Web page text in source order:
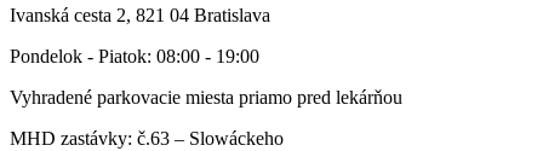
Ivanská cesta 2, 821 04 Bratislava
Pondelok - Piatok: 08:00 - 19:00
Vyhradené parkovacie miesta priamo pred lekárňou
MHD zastávky: č.63 – Slowáckeho